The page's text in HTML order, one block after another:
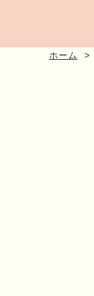
ホーム